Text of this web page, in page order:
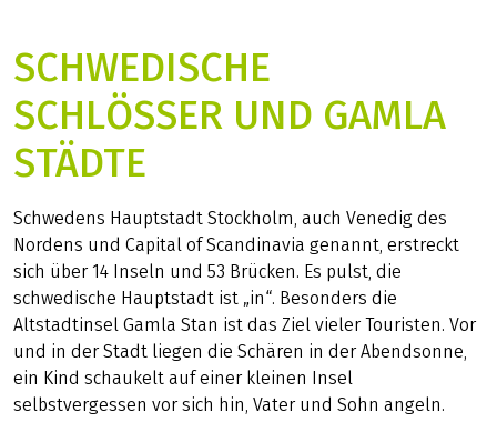
SCHWEDISCHE
SCHLÖSSER UND GAMLA
STÄDTE
Schwedens Hauptstadt Stockholm, auch Venedig des
Nordens und Capital of Scandinavia genannt, erstreckt
sich über 14 Inseln und 53 Brücken. Es pulst, die
schwedische Hauptstadt ist „in“. Besonders die
Altstadtinsel Gamla Stan ist das Ziel vieler Touristen. Vor
und in der Stadt liegen die Schären in der Abendsonne,
ein Kind schaukelt auf einer kleinen Insel
selbstvergessen vor sich hin, Vater und Sohn angeln.